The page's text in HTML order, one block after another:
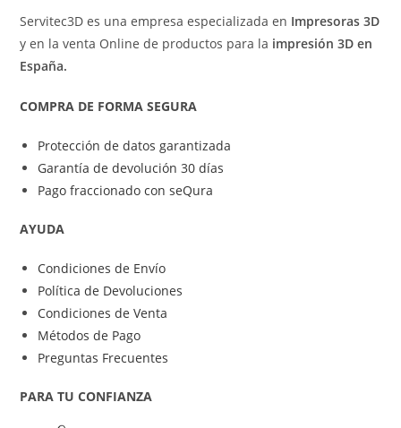
Servitec3D es una empresa especializada en Impresoras 3D
y en la venta Online de productos para la impresión 3D en
España.
COMPRA DE FORMA SEGURA
Protección de datos garantizada
Garantía de devolución 30 días
Pago fraccionado con seQura
AYUDA
Condiciones de Envío
Política de Devoluciones
Condiciones de Venta
Métodos de Pago
Preguntas Frecuentes
PARA TU CONFIANZA